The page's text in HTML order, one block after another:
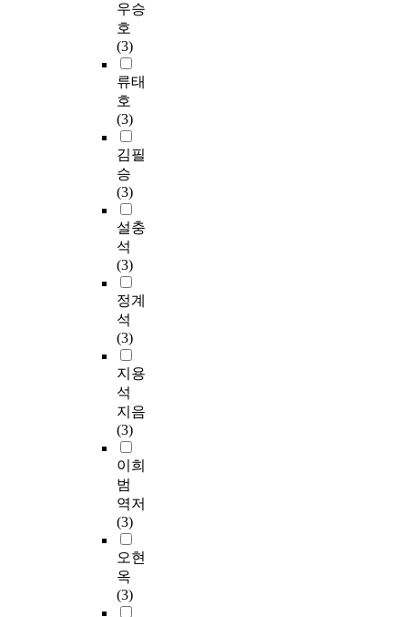
우승
호
(3)
류태
호
(3)
김필
승
(3)
설충
석
(3)
정계
석
(3)
지용
석
지음
(3)
이희
범
역저
(3)
오현
옥
(3)